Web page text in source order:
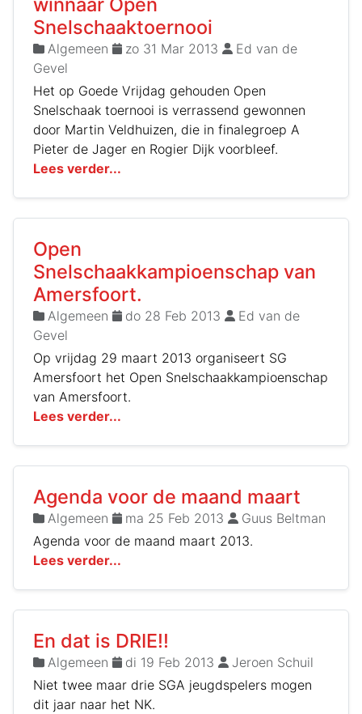
Snelschaaktoernooi
Algemeen zo 31 Mar 2013
Ed van de
Gevel
Het op Goede Vrijdag gehouden Open
Snelschaak toernooi is verrassend gewonnen
door Martin Veldhuizen, die in finalegroep A
Pieter de Jager en Rogier Dijk voorbleef.
Lees verder...
Open
Snelschaakkampioenschap van
Amersfoort.
Algemeen do 28 Feb 2013
Ed van de
Gevel
Op vrijdag 29 maart 2013 organiseert SG
Amersfoort het Open Snelschaakkampioenschap
van Amersfoort.
Lees verder...
Agenda voor de maand maart
Algemeen ma 25 Feb 2013
Guus Beltman
Agenda voor de maand maart 2013.
Lees verder...
En dat is DRIE!!
Algemeen di 19 Feb 2013
Jeroen Schuil
Niet twee maar drie SGA jeugdspelers mogen
dit jaar naar het NK.